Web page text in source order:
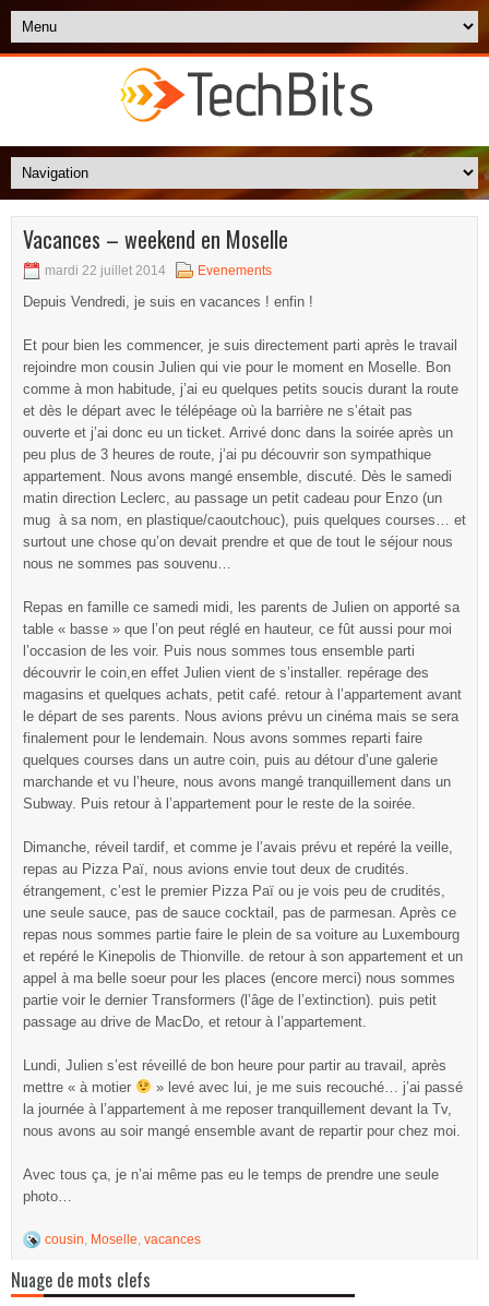
Vacances – weekend en Moselle
mardi 22 juillet 2014 Evenements
Depuis Vendredi, je suis en vacances ! enfin !
Et pour bien les commencer, je suis directement parti après le travail
rejoindre mon cousin Julien qui vie pour le moment en Moselle. Bon
comme à mon habitude, j’ai eu quelques petits soucis durant la route
et dès le départ avec le télépéage où la barrière ne s’était pas
ouverte et j’ai donc eu un ticket. Arrivé donc dans la soirée après un
peu plus de 3 heures de route, j’ai pu découvrir son sympathique
appartement. Nous avons mangé ensemble, discuté. Dès le samedi
matin direction Leclerc, au passage un petit cadeau pour Enzo (un
mug à sa nom, en plastique/caoutchouc), puis quelques courses… et
surtout une chose qu’on devait prendre et que de tout le séjour nous
nous ne sommes pas souvenu…
Repas en famille ce samedi midi, les parents de Julien on apporté sa
table « basse » que l’on peut réglé en hauteur, ce fût aussi pour moi
l’occasion de les voir. Puis nous sommes tous ensemble parti
découvrir le coin,en effet Julien vient de s’installer. repérage des
magasins et quelques achats, petit café. retour à l’appartement avant
le départ de ses parents. Nous avions prévu un cinéma mais se sera
finalement pour le lendemain. Nous avons sommes reparti faire
quelques courses dans un autre coin, puis au détour d’une galerie
marchande et vu l’heure, nous avons mangé tranquillement dans un
Subway. Puis retour à l’appartement pour le reste de la soirée.
Dimanche, réveil tardif, et comme je l’avais prévu et repéré la veille,
repas au Pizza Paï, nous avions envie tout deux de crudités.
étrangement, c’est le premier Pizza Paï ou je vois peu de crudités,
une seule sauce, pas de sauce cocktail, pas de parmesan. Après ce
repas nous sommes partie faire le plein de sa voiture au Luxembourg
et repéré le Kinepolis de Thionville. de retour à son appartement et un
appel à ma belle soeur pour les places (encore merci) nous sommes
partie voir le dernier Transformers (l’âge de l’extinction). puis petit
passage au drive de MacDo, et retour à l’appartement.
Lundi, Julien s’est réveillé de bon heure pour partir au travail, après
mettre « à motier
» levé avec lui, je me suis recouché… j’ai passé
la journée à l’appartement à me reposer tranquillement devant la Tv,
nous avons au soir mangé ensemble avant de repartir pour chez moi.
Avec tous ça, je n’ai même pas eu le temps de prendre une seule
photo…
cousin, Moselle, vacances
Nuage de mots clefs